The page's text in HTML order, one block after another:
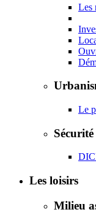
Les
Le
Les loisirs
Milieu